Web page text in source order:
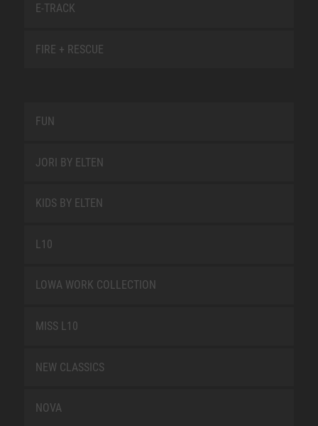
E-TRACK
FIRE + RESCUE
FUN
JORI BY ELTEN
KIDS BY ELTEN
L10
LOWA WORK COLLECTION
MISS L10
NEW CLASSICS
NOVA